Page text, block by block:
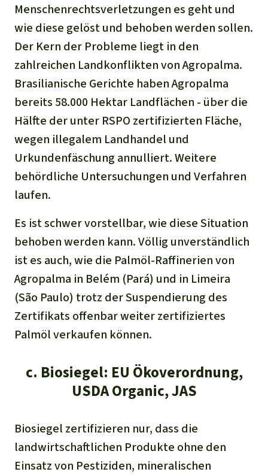
Menschenrechtsverletzungen es geht und
wie diese gelöst und behoben werden sollen.
Der Kern der Probleme liegt in den
zahlreichen Landkonflikten von Agropalma.
Brasilianische Gerichte haben Agropalma
bereits 58.000 Hektar Landflächen - über die
Hälfte der unter RSPO zertifizierten Fläche,
wegen illegalem Landhandel und
Urkundenfäschung annulliert. Weitere
behördliche Untersuchungen und Verfahren
laufen.
Es ist schwer vorstellbar, wie diese Situation
behoben werden kann. Völlig unverständlich
ist es auch, wie die Palmöl-Raffinerien von
Agropalma in Belém (Pará) und in Limeira
(São Paulo) trotz der Suspendierung des
Zertifikats offenbar weiter zertifiziertes
Palmöl verkaufen können.
c. Biosiegel: EU Ökoverordnung,
USDA Organic, JAS
Biosiegel zertifizieren nur, dass die
landwirtschaftlichen Produkte ohne den
Einsatz von Pestiziden, mineralischen